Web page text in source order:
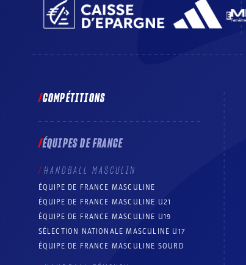
COMPÉTITIONS
ÉQUIPES DE FRANCE
HANDBALL MASCULIN
ÉQUIPE DE FRANCE MASCULINE
ÉQUIPE DE FRANCE MASCULINE U21
ÉQUIPE DE FRANCE MASCULINE U19
SÉLECTION NATIONALE MASCULINE U17
ÉQUIPE DE FRANCE MASCULINE SOURD